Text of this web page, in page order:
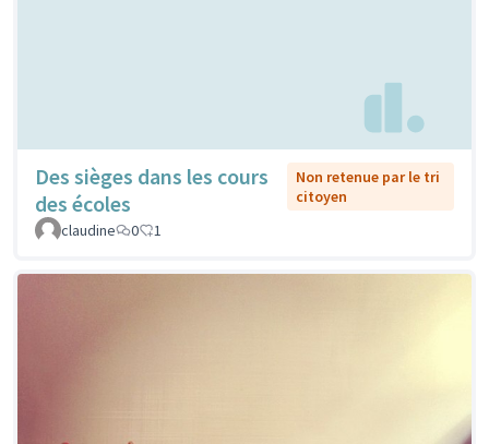
Des sièges dans les cours
des écoles
Non retenue par le tri
citoyen
claudine
0 1